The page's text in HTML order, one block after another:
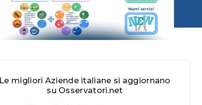
Le migliori Aziende italiane si aggiornano
su Osservatori.net